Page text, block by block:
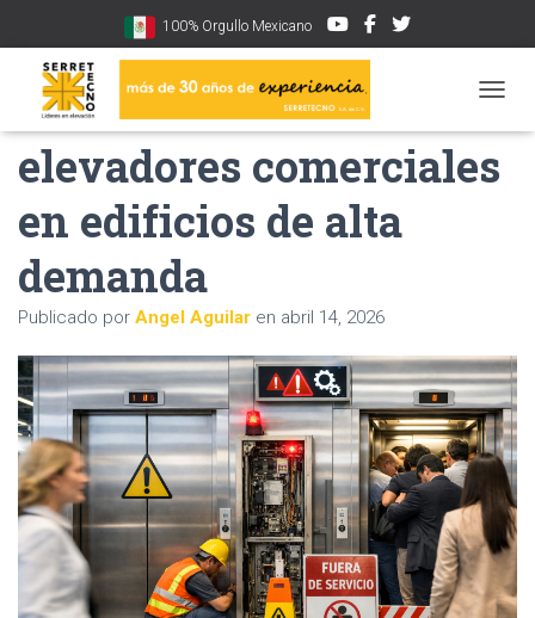
100% Orgullo Mexicano
Errores al instalar
elevadores comerciales
en edificios de alta
demanda
Publicado por Angel Aguilar en abril 14, 2026